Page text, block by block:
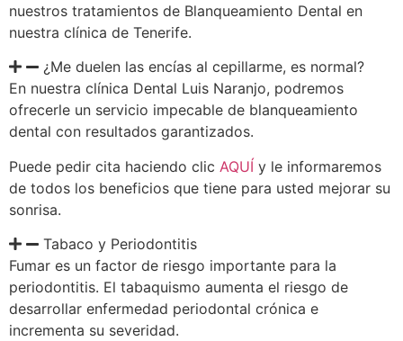
nuestros tratamientos de Blanqueamiento Dental en
nuestra clínica de Tenerife.
¿Me duelen las encías al cepillarme, es normal?
En nuestra clínica Dental Luis Naranjo, podremos
ofrecerle un servicio impecable de blanqueamiento
dental con resultados garantizados.
Puede pedir cita haciendo clic AQUÍ y le informaremos
de todos los beneficios que tiene para usted mejorar su
sonrisa.
Tabaco y Periodontitis
Fumar es un factor de riesgo importante para la
periodontitis. El tabaquismo aumenta el riesgo de
desarrollar enfermedad periodontal crónica e
incrementa su severidad.